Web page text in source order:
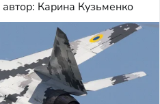
автор: Карина Кузьменко